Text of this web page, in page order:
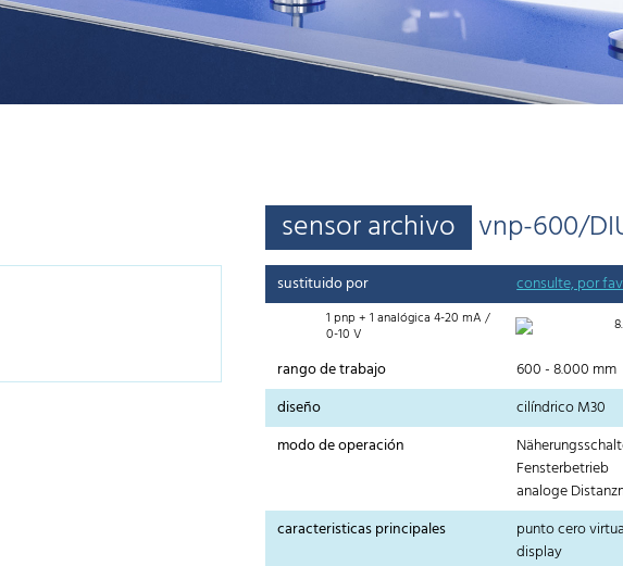
sensor archivo vnp-600/
sustituido por consulte, por
1 pnp + 1 analógica 4-20 mA /
0-10 V
rango de trabajo
600 - 8.000 mm
diseño
cilíndrico M30
modo de operación
Fensterbetrieb
analoge
caracteristicas principales
punto cero
display